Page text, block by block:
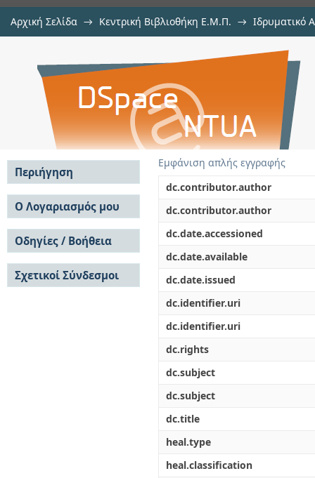
Αρχική Σελίδα → Κεντρική Βιβλιοθήκη Ε.Μ.Π. → Ιδρυματικό
Επιθαλάσσια αρωγή και διάσωση
Εμφάνιση απλής εγγραφής
dc.contributor.author
dc.contributor.author
dc.date.accessioned
dc.date.available
dc.date.issued
dc.identifier.uri
dc.identifier.uri
dc.rights
dc.subject
dc.subject
dc.title
heal.type
heal.classification
Περιήγηση
Σε όλο το DSpace
Κοινότητες & Συλλογές
Ανά Ημερομηνία
Έκδοσης
Συγγραφείς
Τίτλοι
Θέματα
Ο Λογαριασμός μου
Σύνδεση
Εγγραφή
Οδηγίες / Βοήθεια
Οδηγίες Υποβολής
Οδηγίες Χρήσης ΙΑ
Συχνές Ερωτήσεις
Σχετικοί Σύνδεσμοι